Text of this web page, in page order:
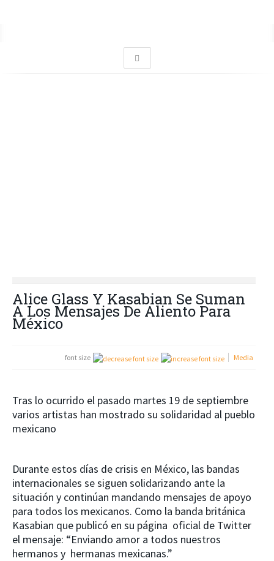
Alice Glass Y Kasabian Se Suman
A Los Mensajes De Aliento Para
México
font size Media
Tras lo ocurrido el pasado martes 19 de septiembre
varios artistas han mostrado su solidaridad al pueblo
mexicano
Durante estos días de crisis en México, las bandas
internacionales se siguen solidarizando ante la
situación y continúan mandando mensajes de apoyo
para todos los mexicanos. Como la banda británica
Kasabian que publicó en su página oficial de Twitter
el mensaje: “Enviando amor a todos nuestros
hermanos y hermanas mexicanas.”